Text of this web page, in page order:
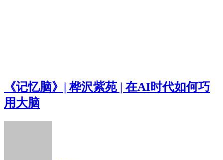
《记忆脑》| 桦沢紫苑 | 在AI时代如何巧
用大脑